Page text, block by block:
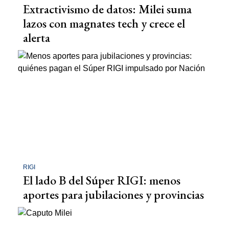
Extractivismo de datos: Milei suma
lazos con magnates tech y crece el
alerta
RIGI
El lado B del Súper RIGI: menos
aportes para jubilaciones y provincias